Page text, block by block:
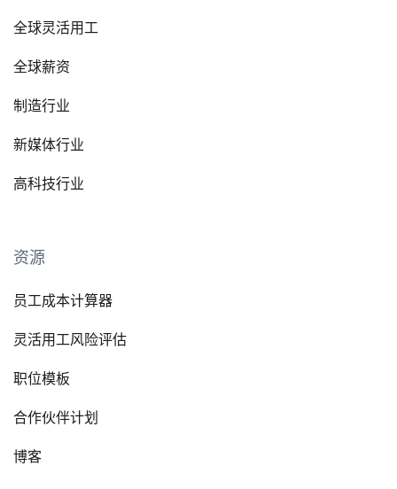
全球灵活用工
全球薪资
制造行业
新媒体行业
高科技行业
资源
员工成本计算器
灵活用工风险评估
职位模板
合作伙伴计划
博客